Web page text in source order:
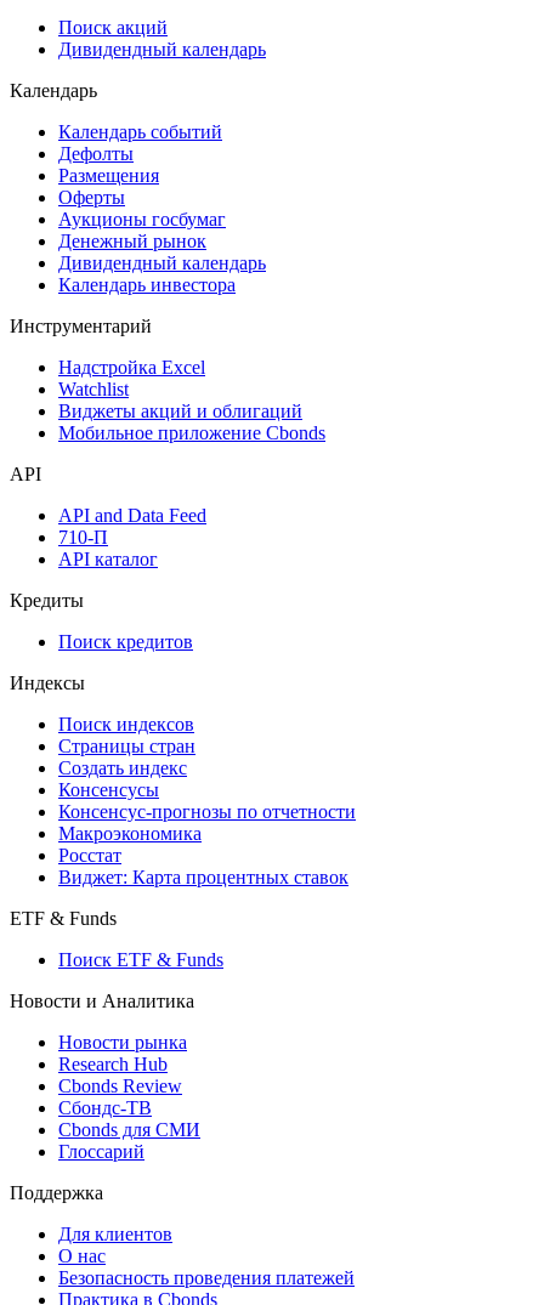
Самые популярные облигации на Cbonds.ru
Дивидендный календарь
Календарь
Календарь событий
Дефолты
Размещения
Оферты
Аукционы госбумаг
Денежный рынок
Календарь инвестора
Инструментарий
Надстройка Excel
Мобильное приложение Cbonds
API
API and Data Feed
API каталог
Кредиты
Поиск кредитов
Индексы
Поиск индексов
Страницы стран
Создать индекс
Консенсусы
Консенсус-прогнозы по отчетности
Макроэкономика
Виджет: Карта процентных ставок
ETF & Funds
Поиск ETF & Funds
Новости и Аналитика
Новости рынка
Research Hub
Cbonds Review
Сбондс-ТВ
Глоссарий
Поддержка